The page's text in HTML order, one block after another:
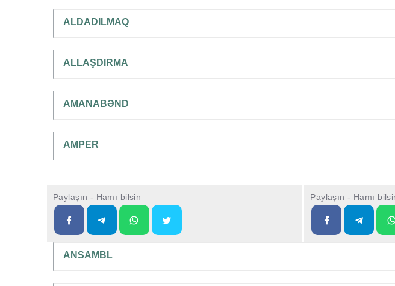
ALDADILMAQ
ALLAŞDIRMA
AMANABƏND
AMPER
Paylaşın - Hamı bilsin Paylaşın - Hamı
ANSAMBL